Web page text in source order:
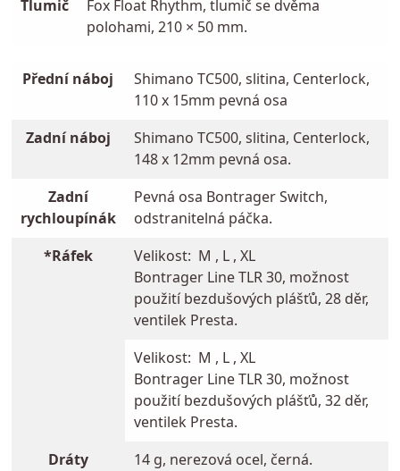
Tlumič
Fox Float Rhythm, tlumič se dvěma
polohami, 210 × 50 mm.
Přední náboj
Shimano TC500, slitina, Centerlock,
110 x 15mm pevná osa
Zadní náboj
Shimano TC500, slitina, Centerlock,
148 x 12mm pevná osa.
Zadní
rychloupínák
Pevná osa Bontrager Switch,
odstranitelná páčka.
*Ráfek
Velikost: M , L , XL
Bontrager Line TLR 30, možnost
použití bezdušových plášťů, 28 děr,
ventilek Presta.
Velikost: M , L , XL
Bontrager Line TLR 30, možnost
použití bezdušových plášťů, 32 děr,
ventilek Presta.
Dráty
14 g, nerezová ocel, černá.